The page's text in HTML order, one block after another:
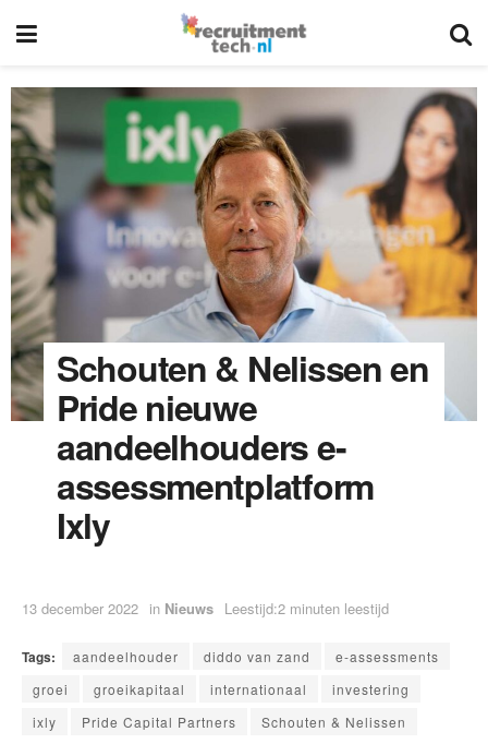
Schouten & Nelissen en
Pride nieuwe
aandeelhouders e-
assessmentplatform
Ixly
13 december 2022 in Nieuws Leestijd:2 minuten leestijd
Tags: aandeelhouder diddo van zand
e-assessments
groei
groeikapitaal internationaal
investering
ixly
Pride Capital Partners Schouten & Nelissen